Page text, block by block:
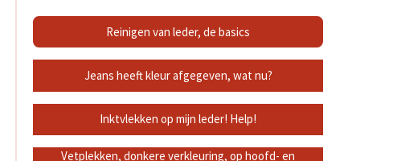
Reinigen van leder, de basics
Jeans heeft kleur afgegeven, wat nu?
Inktvlekken op mijn leder! Help!
Vetplekken, donkere verkleuring, op hoofd- en